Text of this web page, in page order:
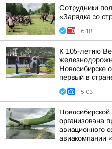
Сотрудники
«Зарядка со
16:18
К 105-летию
Новосибирске
первый в
15:03
Новосибирской
организована
авиационного
авиакомпании